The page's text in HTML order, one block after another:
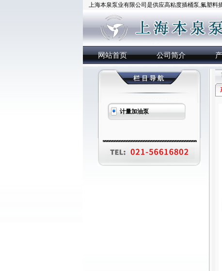
上海本泉泵业有限公司是供应高粘度插桶泵,氟塑料
网站首页 公司简介
计量加油泵